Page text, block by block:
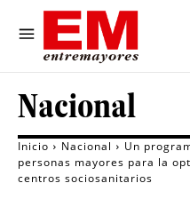
Nacional
Inicio Nacional
Un
personas mayores para la
centros sociosanitarios